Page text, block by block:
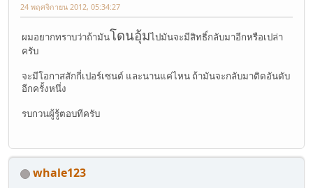
24 พฤศจิกายน 2012, 05:34:27
ผมอยากทราบว่าถ้ามันโดนอุ้มไปมันจะมีสิทธิ์กลับมาอีกหรือเปล่า
ครับ
จะมีโอกาสสักกี่เปอร์เซนต์ และนานแค่ไหน ถ้ามันจะกลับมาติดอันดับ
อีกครั้งหนึ่ง
รบกวนผู้รู้ตอบทีครับ
whale123